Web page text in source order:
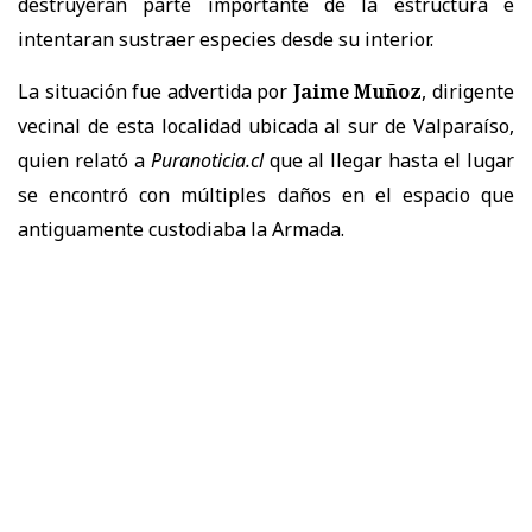
intentaran sustraer especies desde su interior.
La situación fue advertida por Jaime Muñoz, dirigente
vecinal de esta localidad ubicada al sur de Valparaíso,
quien relató a Puranoticia.clque al llegar hasta el lugar
se encontró con múltiples daños en el espacio que
antiguamente custodiaba la Armada.